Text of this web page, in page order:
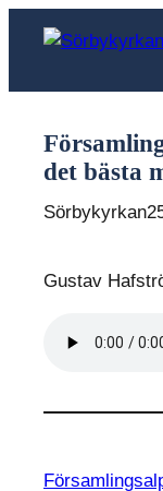
det bästa
Sörbykyrkan
Gustav